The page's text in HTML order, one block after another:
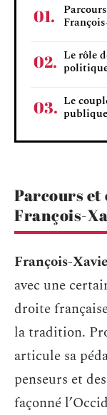
Le rôle
Le
Parcours et
François-
François-
avec une
droite
la tradition.
articule sa
penseurs et
façonné